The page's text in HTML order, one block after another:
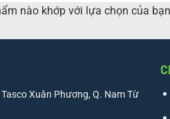
nào khớp với lựa chọn của
Xuân Phương, Q. Nam Từ